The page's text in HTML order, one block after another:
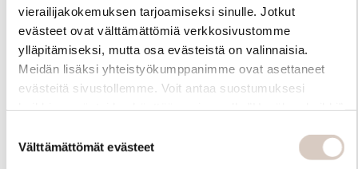
vierailijakokemuksen tarjoamiseksi sinulle. Jotkut
evästeet ovat välttämättömiä verkkosivustomme
ylläpitämiseksi, mutta osa evästeistä on valinnaisia.
Meidän lisäksi yhteistyökumppanimme ovat asettaneet
evästeitä sivustollemme. Voit antaa suostumuksesi
myöhemmin ”Evästeasetukset” -linkin kautta.
valinta
Välttämättömät evästeet
Materiaali